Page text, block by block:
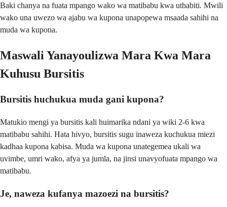
Baki chanya na fuata mpango wako wa matibabu kwa uthabiti. Mwili
wako una uwezo wa ajabu wa kupona unapopewa msaada sahihi na
muda wa kupona.
Maswali Yanayoulizwa Mara Kwa Mara
Kuhusu Bursitis
Bursitis huchukua muda gani kupona?
Matukio mengi ya bursitis kali huimarika ndani ya wiki 2-6 kwa
matibabu sahihi. Hata hivyo, bursitis sugu inaweza kuchukua miezi
kadhaa kupona kabisa. Muda wa kupona unategemea ukali wa
uvimbe, umri wako, afya ya jumla, na jinsi unavyofuata mpango wa
matibabu.
Je, naweza kufanya mazoezi na bursitis?